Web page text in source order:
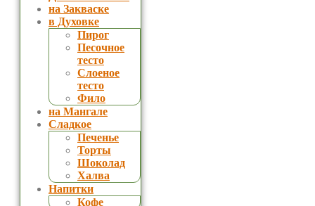
на Закваске
в Духовке
Пирог
Песочное
тесто
Слоеное
тесто
Фило
на Мангале
Сладкое
Печенье
Торты
Шоколад
Халва
Напитки
Кофе